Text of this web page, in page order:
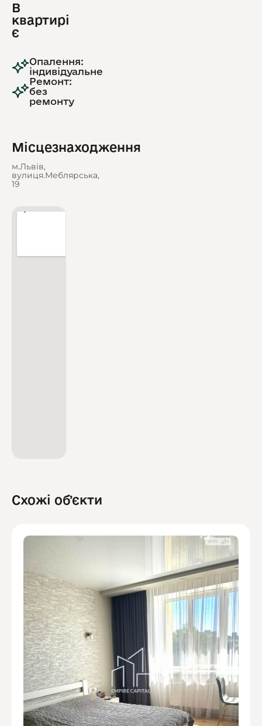
В
квартирі
є
Опалення:
індивідуальне
Ремонт:
без
ремонту
Місцезнаходження
м.Львів,
вулиця.Меблярська,
19
Схожі обʼєкти